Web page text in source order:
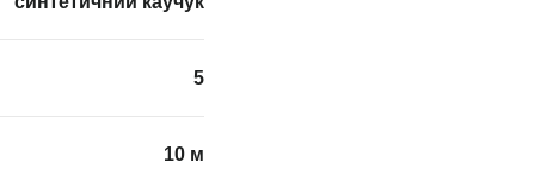
5
10 м